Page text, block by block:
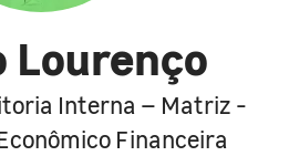
Lourenço
Interna – Matriz -
Financeira